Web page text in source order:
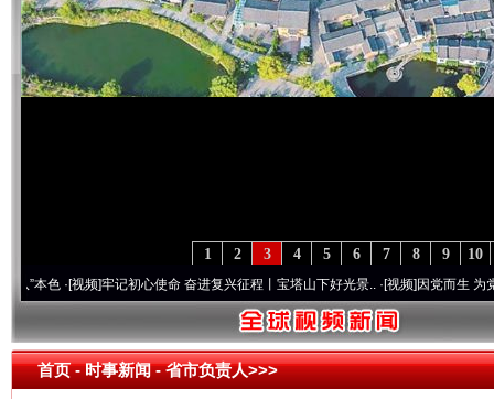
10
9
8
7
6
5
4
3
2
1
·[视频]牢记初心使命 奋进复兴征程丨宝塔山下好光景..·[视频]因党而生 为党而战
首页- 时事新闻 -省市负责人>>>